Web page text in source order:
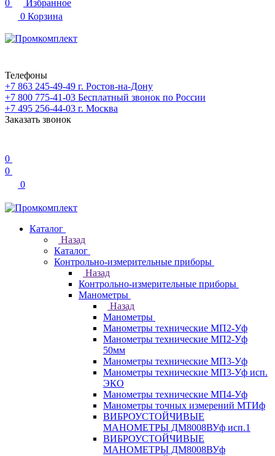
0
Избранное
0 Корзина
Телефоны
+7 863 245-49-49 г. Ростов-на-Дону
+7 800 775-41-03 Бесплатный звонок по России
+7 495 256-44-03 г. Москва
Заказать звонок
0
0
0
Каталог
Назад
Каталог
Контрольно-измерительные приборы
Назад
Контрольно-измерительные приборы
Манометры
Назад
Манометры
Манометры технические МП2-Уф
Манометры технические МП2-Уф
50мм
Манометры технические МП3-Уф
Манометры технические МП3-Уф исп.
ЭКО
Манометры технические МП4-Уф
Манометры точных измерений МТИф
ВИБРОУСТОЙЧИВЫЕ
МАНОМЕТРЫ ДМ8008ВУф исп.1
ВИБРОУСТОЙЧИВЫЕ
МАНОМЕТРЫ ДМ8008ВУф